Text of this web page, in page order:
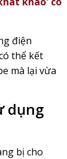
điện
thể kết
mà lại vừa
dụng
bị cho